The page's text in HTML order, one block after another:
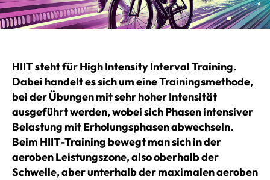
HIIT steht für High Intensity Interval Training.
Dabei handelt es sich um eine Trainingsmethode,
bei der Übungen mit sehr hoher Intensität
ausgeführt werden, wobei sich Phasen intensiver
Belastung mit Erholungsphasen abwechseln.
Beim HIIT-Training bewegt man sich in der
aeroben Leistungszone, also oberhalb der
Schwelle, aber unterhalb der maximalen aeroben